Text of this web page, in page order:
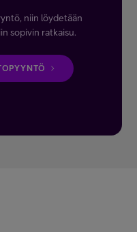
niin löydetään
sopivin ratkaisu.